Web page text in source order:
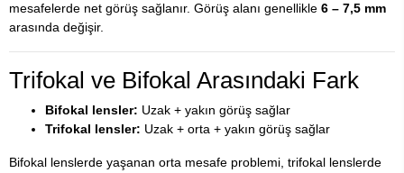
mesafelerde net görüş sağlanır. Görüş alanı genellikle 6 – 7,5 mm
arasında değişir.
Trifokal ve Bifokal Arasındaki Fark
Bifokal lensler: Uzak + yakın görüş sağlar
Trifokal lensler: Uzak + orta + yakın görüş sağlar
Bifokal lenslerde yaşanan orta mesafe problemi, trifokal lenslerde